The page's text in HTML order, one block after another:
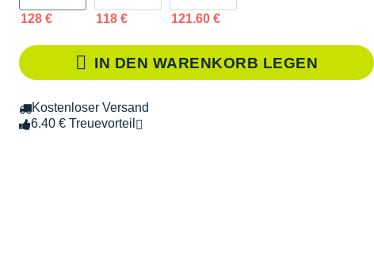
128 € 118 € 121.60 €
IN DEN WARENKORB LEGEN
Kostenloser Versand
6.40 € Treuevorteil